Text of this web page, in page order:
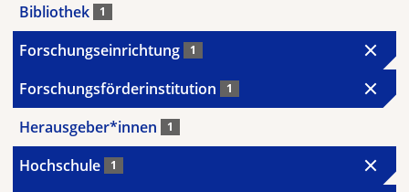
Bibliothek 1
Forschungseinrichtung 1
Forschungsförderinstitution 1
Herausgeber*innen 1
Hochschule 1